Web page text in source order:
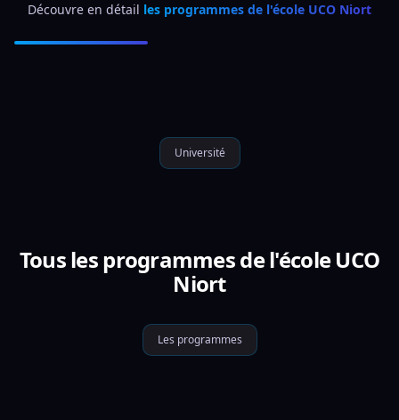
Découvre en détail les programmes de l'école UCO Niort
Université
Tous les programmes de l'école UCO
Niort
Les programmes